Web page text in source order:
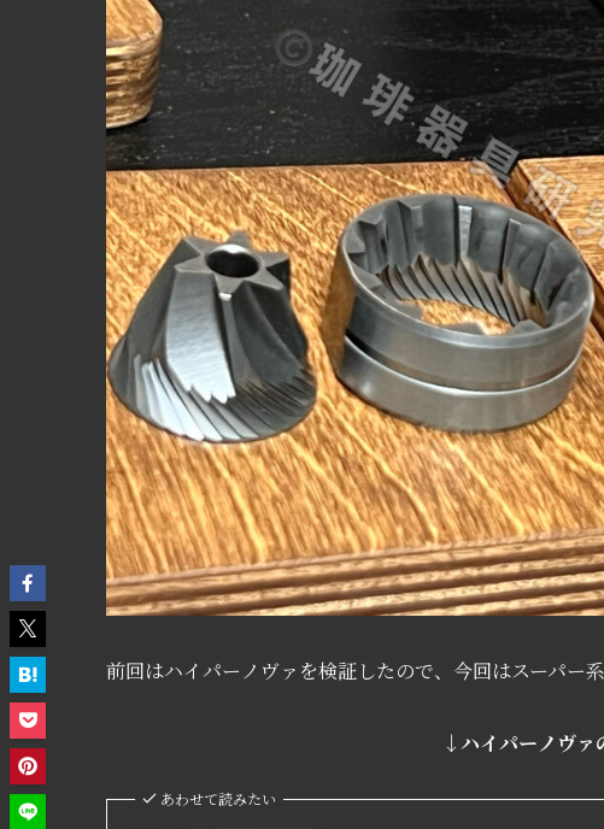
前回はハイパーノヴァを検証したので、今回はスーパー系
↓ハイパーノヴァ
あわせて読みたい